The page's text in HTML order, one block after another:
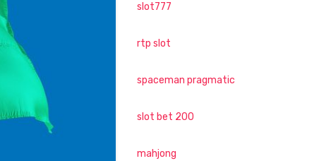
slot777
rtp slot
spaceman pragmatic
slot bet 200
mahjong